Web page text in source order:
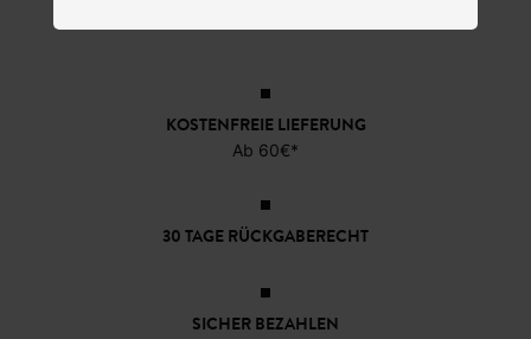
KOSTENFREIE LIEFERUNG
Ab 60€*
30 TAGE RÜCKGABERECHT
SICHER BEZAHLEN